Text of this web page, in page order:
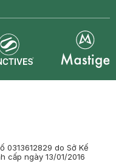
0313612829 do Sở Kế
cấp ngày 13/01/2016